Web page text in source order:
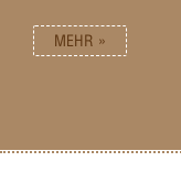
MEHR »